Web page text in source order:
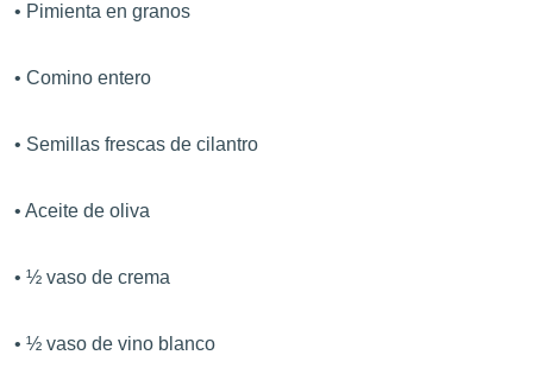
• Pimienta en granos
• Comino entero
• Semillas frescas de cilantro
• Aceite de oliva
• ½ vaso de crema
• ½ vaso de vino blanco